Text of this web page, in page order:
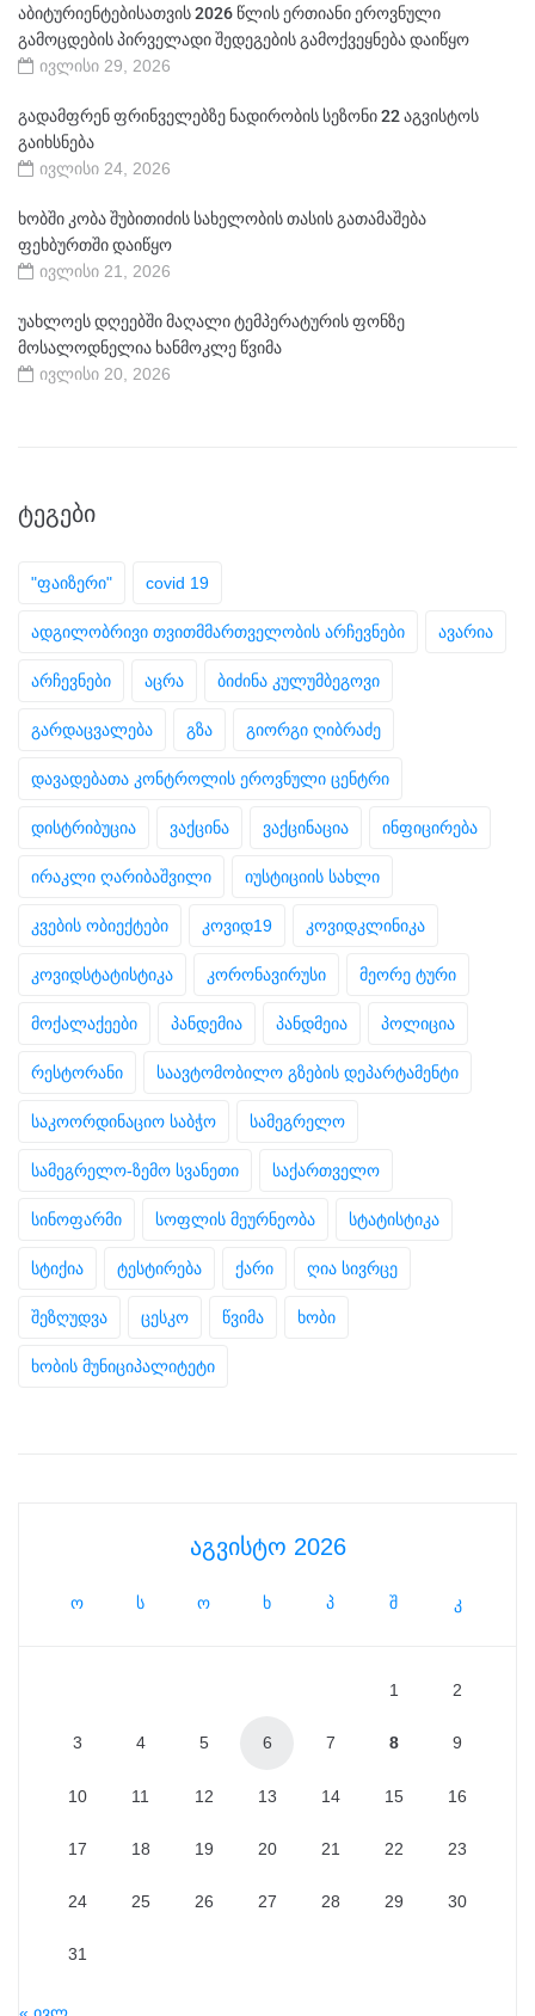
აბიტურიენტებისათვის 2026 წლის ერთიანი ეროვნული
გამოცდების პირველადი შედეგების გამოქვეყნება დაიწყო
ივლისი 29, 2026
გადამფრენ ფრინველებზე ნადირობის სეზონი 22 აგვისტოს
გაიხსნება
ივლისი 24, 2026
ხობში კობა შუბითიძის სახელობის თასის გათამაშება
ფეხბურთში დაიწყო
ივლისი 21, 2026
უახლოეს დღეებში მაღალი ტემპერატურის ფონზე
მოსალოდნელია ხანმოკლე წვიმა
ივლისი 20, 2026
ᲢᲔᲒᲔᲑᲘ
"ფაიზერი" covid 19
ადგილობრივი თვითმმართველობის არჩევნები ავარია
არჩევნები აცრა ბიძინა კულუმბეგოვი
გარდაცვალება გზა გიორგი ღიბრაძე
დავადებათა კონტროლის ეროვნული ცენტრი
დისტრიბუცია ვაქცინა ვაქცინაცია ინფიცირება
ირაკლი ღარიბაშვილი იუსტიციის სახლი
კვების ობიექტები კოვიდ19 კოვიდკლინიკა
კოვიდსტატისტიკა კორონავირუსი მეორე ტური
მოქალაქეები პანდემია პანდმეია პოლიცია
რესტორანი საავტომობილო გზების დეპარტამენტი
საკოორდინაციო საბჭო სამეგრელო
სამეგრელო-ზემო სვანეთი საქართველო
სინოფარმი სოფლის მეურნეობა სტატისტიკა
სტიქია ტესტირება ქარი ღია სივრცე
შეზღუდვა ცესკო წვიმა ხობი
ხობის მუნიციპალიტეტი
აგვისტო 2026
ო ს ო ხ პ შ კ
1 2
3 4 5 6 7 8 9
10 11 12 13 14 15 16
17 18 19 20 21 22 23
24 25 26 27 28 29 30
31